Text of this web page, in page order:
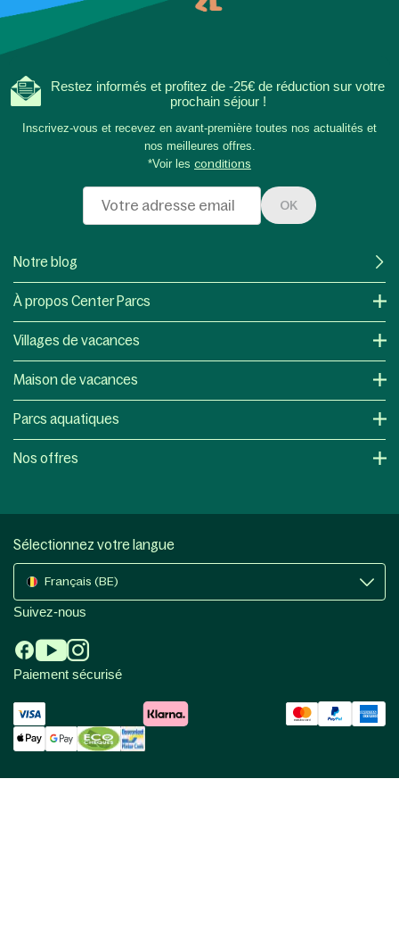
Restez informés et profitez de -25€ de réduction sur votre
prochain séjour !
Inscrivez-vous et recevez en avant-première toutes nos actualités et
nos meilleures offres.
*Voir les conditions
OK
Notre blog
À propos Center Parcs
Villages de vacances
Maison de vacances
Parcs aquatiques
Nos offres
Sélectionnez votre langue
Français (BE)
Suivez-nous
Paiement sécurisé